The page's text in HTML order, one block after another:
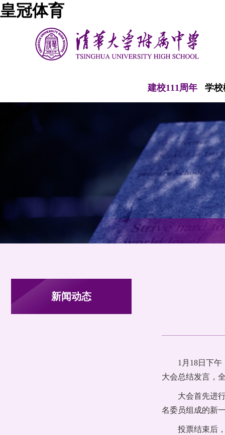
皇冠体育
建校111周年 学校
新闻动态
1月18日下
大会总结发言，
大会首先进
名委员组成的新
投票结束后